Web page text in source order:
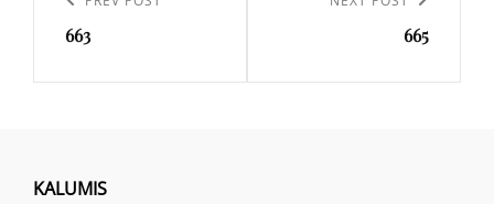
l’article
Post
663 665
KALUMIS